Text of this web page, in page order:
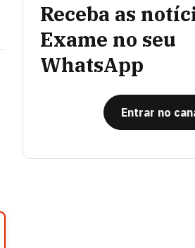
Receba as
Exame no seu
WhatsApp
Entrar no